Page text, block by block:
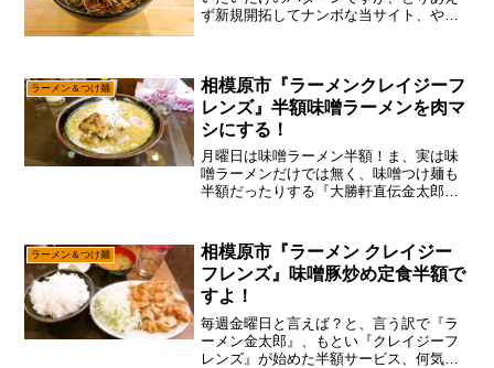
ず新規開拓してナンボな当サイト、やは
と。と、言う訳で去年の1...
ラーメン＆つけ麺
相模原市『ラーメンクレイジーフ
レンズ』半額味噌ラーメンを肉マ
シにする！
月曜日は味噌ラーメン半額！ま、実は味
噌ラーメンだけでは無く、味噌つけ麺も
半額だったりする『大勝軒直伝金太郎』
イジーフレンズ』ですけれども、あえて
言おう！「半額の可能...
ラーメン＆つけ麺
相模原市『ラーメン クレイジー
フレンズ』味噌豚炒め定食半額で
すよ！
毎週金曜日と言えば？と、言う訳で『ラ
ーメン金太郎』、もとい『クレイジーフ
レンズ』が始めた半額サービス、何気に